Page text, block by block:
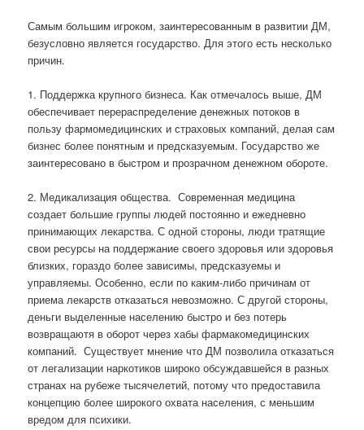
Самым большим игроком, заинтересованным в развитии ДМ,
безусловно является государство. Для этого есть несколько
причин.
1. Поддержка крупного бизнеса. Как отмечалось выше, ДМ
обеспечивает перераспределение денежных потоков в
пользу фармомедицинских и страховых компаний, делая сам
бизнес более понятным и предсказуемым. Государство же
заинтересовано в быстром и прозрачном денежном обороте.
2. Медикализация общества. Современная медицина
создает большие группы людей постоянно и ежедневно
принимающих лекарства. С одной стороны, люди тратящие
свои ресурсы на поддержание своего здоровья или здоровья
близких, гораздо более зависимы, предсказуемы и
управляемы. Особенно, если по каким-либо причинам от
приема лекарств отказаться невозможно. С другой стороны,
деньги выделенные населению быстро и без потерь
возвращаютя в оборот через хабы фармакомедицинских
компаний. Существует мнение что ДМ позволила отказаться
от легализации наркотиков широко обсуждавшейся в разных
странах на рубеже тысячелетий, потому что предоставила
концепцию более широкого охвата населения, с меньшим
вредом для психики.